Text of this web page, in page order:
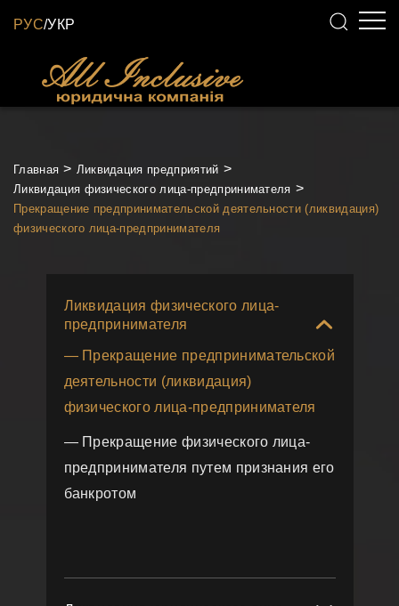
РУС/УКР
Главная
Ликвидация предприятий
Ликвидация физического лица-предпринимателя
Прекращение предпринимательской деятельности (ликвидация)
физического лица-предпринимателя
Ликвидация физического лица-
предпринимателя
— Прекращение предпринимательской
деятельности (ликвидация)
физического лица-предпринимателя
— Прекращение физического лица-
предпринимателя путем признания его
банкротом